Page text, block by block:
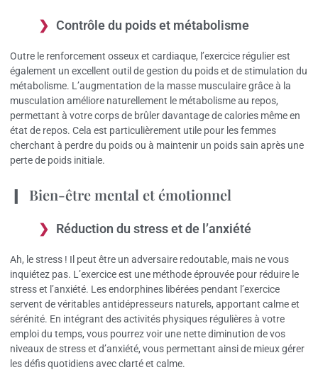
Contrôle du poids et métabolisme
Outre le renforcement osseux et cardiaque, l’exercice régulier est
également un excellent outil de gestion du poids et de stimulation du
métabolisme. L’augmentation de la masse musculaire grâce à la
musculation améliore naturellement le métabolisme au repos,
permettant à votre corps de brûler davantage de calories même en
état de repos. Cela est particulièrement utile pour les femmes
cherchant à perdre du poids ou à maintenir un poids sain après une
perte de poids initiale.
Bien-être mental et émotionnel
Réduction du stress et de l’anxiété
Ah, le stress ! Il peut être un adversaire redoutable, mais ne vous
inquiétez pas. L’exercice est une méthode éprouvée pour réduire le
stress et l’anxiété. Les endorphines libérées pendant l’exercice
servent de véritables antidépresseurs naturels, apportant calme et
sérénité. En intégrant des activités physiques régulières à votre
emploi du temps, vous pourrez voir une nette diminution de vos
niveaux de stress et d’anxiété, vous permettant ainsi de mieux gérer
les défis quotidiens avec clarté et calme.